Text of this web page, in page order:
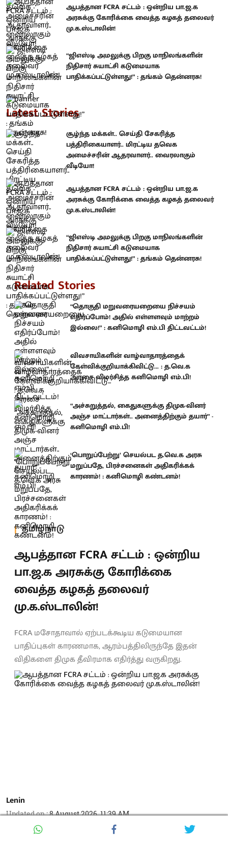
ஆபத்தான FCRA சட்டம் : ஒன்றிய பா.ஜ.க
அரசுக்கு கோரிக்கை வைத்த கழகத் தலைவர்
மு.க.ஸ்டாலின்!
“ஜிஎஸ்டி அமலுக்கு பிறகு மாநிலங்களின்
நிதிசார் சுயாட்சி கடுமையாக
பாதிக்கப்பட்டுள்ளது!” : தங்கம் தென்னரசு!
Latest Stories
சூழ்ந்த மக்கள்.. செய்தி சேகரித்த
பத்திரிகையாளர்.. மிரட்டிய தவெக
அமைச்சரின் ஆதரவாளர்.. வைரலாகும்
வீடியோ!
ஆபத்தான FCRA சட்டம் : ஒன்றிய பா.ஜ.க
அரசுக்கு கோரிக்கை வைத்த கழகத் தலைவர்
மு.க.ஸ்டாலின்!
“ஜிஎஸ்டி அமலுக்கு பிறகு மாநிலங்களின்
நிதிசார் சுயாட்சி கடுமையாக
பாதிக்கப்பட்டுள்ளது!” : தங்கம் தென்னரசு!
Related Stories
“தொகுதி மறுவரையறையை நிச்சயம்
எதிர்ப்போம்! அதில் எள்ளளவும் மாற்றம்
இல்லை!” : கனிமொழி எம்.பி திட்டவட்டம்!
விவசாயிகளின் வாழ்வாதாரத்தைக்
கேள்விக்குறியாக்கிவிட்டு... : த.வெ.க
அரசை விமர்சித்த கனிமொழி எம்.பி!
“அச்சுறுத்தல், கைதுகளுக்கு திமுக-வினர்
அஞ்ச மாட்டார்கள்.. அனைத்திற்கும் தயார்” -
கனிமொழி எம்.பி!
‘பொறுப்பேற்று’ செயல்பட த.வெ.க அரசு
மறுப்பதே, பிரச்சனைகள் அதிகரிக்கக்
காரணம்! : கனிமொழி கண்டனம்!
தமிழ்நாடு
ஆபத்தான FCRA சட்டம் : ஒன்றிய
பா.ஜ.க அரசுக்கு கோரிக்கை
வைத்த கழகத் தலைவர்
மு.க.ஸ்டாலின்!
FCRA மசோதாவால் ஏற்படக்கூடிய கடுமையான
பாதிப்புகள் காரணமாக, ஆரம்பத்திலிருந்தே இதன்
விதிகளை திமுக தீவிரமாக எதிர்த்து வருகிறது.
Lenin
Updated on:8 August 2026, 11:39 AM
வக்ஃப் சட்டத்திருத்தம் கொண்டு வந்து இசுலாமியர்